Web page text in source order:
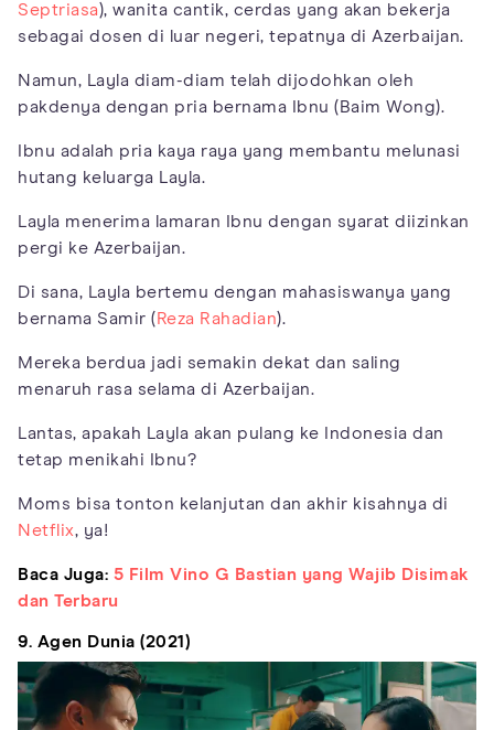
Septriasa), wanita cantik, cerdas yang akan bekerja
sebagai dosen di luar negeri, tepatnya di Azerbaijan.
Namun, Layla diam-diam telah dijodohkan oleh
pakdenya dengan pria bernama Ibnu (Baim Wong).
Ibnu adalah pria kaya raya yang membantu melunasi
hutang keluarga Layla.
Layla menerima lamaran Ibnu dengan syarat diizinkan
pergi ke Azerbaijan.
Di sana, Layla bertemu dengan mahasiswanya yang
bernama Samir ( Reza Rahadian).
Mereka berdua jadi semakin dekat dan saling
menaruh rasa selama di Azerbaijan.
Lantas, apakah Layla akan pulang ke Indonesia dan
tetap menikahi Ibnu?
Moms bisa tonton kelanjutan dan akhir kisahnya di
Netflix, ya!
Baca Juga: 5 Film Vino G Bastian yang Wajib Disimak
dan Terbaru
9. Agen Dunia (2021)